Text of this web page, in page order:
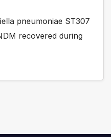
pneumoniae ST307
recovered during